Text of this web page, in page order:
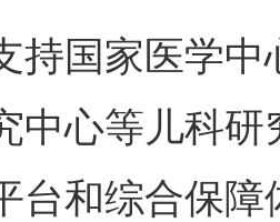
国家医学中
中心等儿科
台和综合保